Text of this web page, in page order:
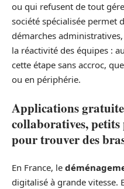
ou qui refusent de tout
société spécialisée permet
démarches
la réactivité des équipes :
cette étape sans accroc,
ou en périphérie.
Applications
collaboratives,
pour trouver des
En France, le
digitalisé à grande vitesse.